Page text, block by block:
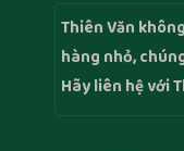
Thiên Văn
hàng nhỏ,
Hãy liên hệ với